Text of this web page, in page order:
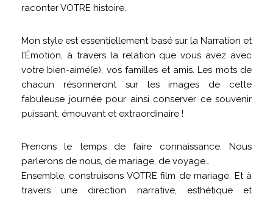
raconter VOTRE histoire.
Mon style est essentiellement basé sur la Narration et
l’Émotion, à travers la relation que vous avez avec
votre bien-aimé(e), vos familles et amis. Les mots de
chacun résonneront sur les images de cette
fabuleuse journée pour ainsi conserver ce souvenir
puissant, émouvant et extraordinaire !
Prenons le temps de faire connaissance. Nous
parlerons de nous, de mariage, de voyage…
Ensemble, construisons VOTRE film de mariage. Et à
travers une direction narrative, esthétique et